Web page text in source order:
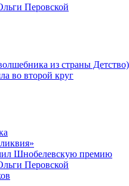
Перовской
из страны Детство)
во второй круг
Шнобелевскую премию
Перовской